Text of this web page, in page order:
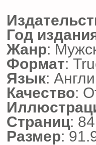
Год
Жанр:
Формат:
Язык:
Качество:
Страниц: 84
Размер: